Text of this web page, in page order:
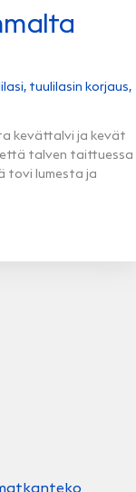
, tuulilasin korjaus,
kevättalvi ja kevät
talven taittuessa
tovi lumesta ja